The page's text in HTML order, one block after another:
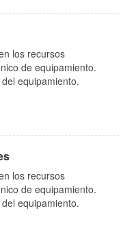
los recursos
de equipamiento.
equipamiento.
los recursos
de equipamiento.
equipamiento.